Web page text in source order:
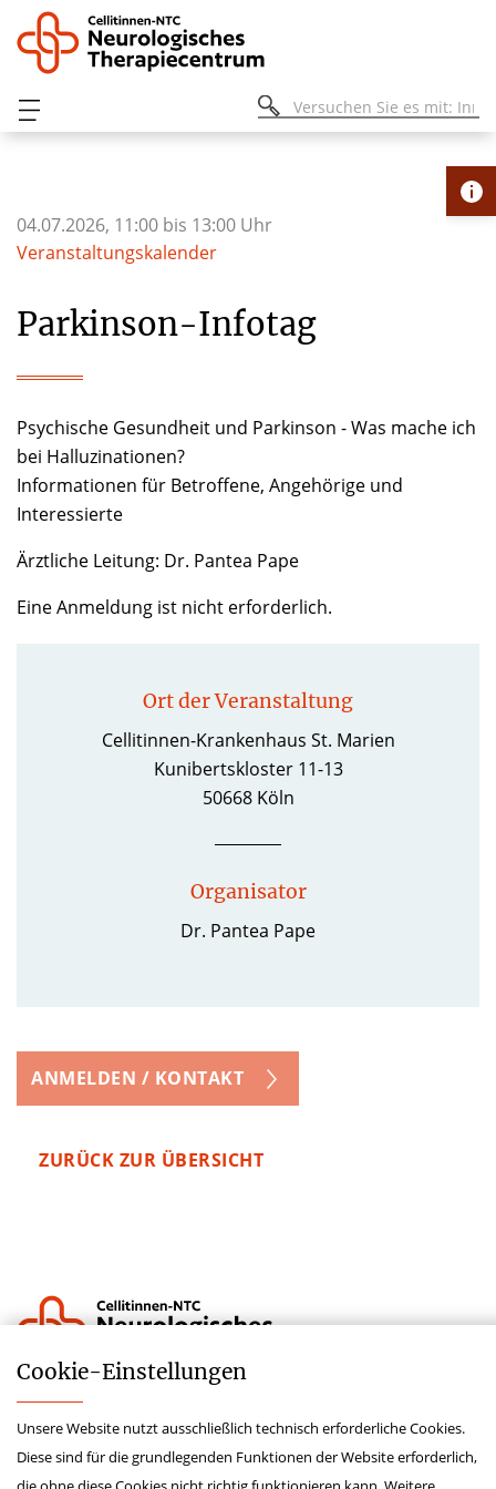
Veranstaltungskalender
04.07.2026, 11:00 bis 13:00 Uhr
Parkinson-Infotag
Psychische Gesundheit und Parkinson - Was mache ich
bei Halluzinationen?
Informationen für Betroffene, Angehörige und
Interessierte
Ärztliche Leitung: Dr. Pantea Pape
Eine Anmeldung ist nicht erforderlich.
Ort der Veranstaltung
Cellitinnen-Krankenhaus St. Marien
Kunibertskloster 11-13
50668 Köln
Organisator
Dr. Pantea Pape
ANMELDEN / KONTAKT
ZURÜCK ZUR ÜBERSICHT
Hinweisgeberschutzgesetz
Cookie-­Einstellungen
Unsere Website nutzt ausschließlich technisch erforderliche Cookies.
Diese sind für die grundlegenden Funktionen der Website erforderlich,